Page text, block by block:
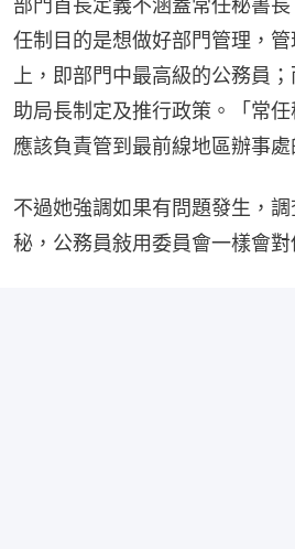
部門首長定義不涵蓋常任秘書
任制目的是想做好部門管理，
上，即部門中最高級的公務員
助局長制定及推行政策。「常
應該負責管到最前線地區辦事處
不過她強調如果有問題發生，
秘，公務員敍用委員會一樣會對